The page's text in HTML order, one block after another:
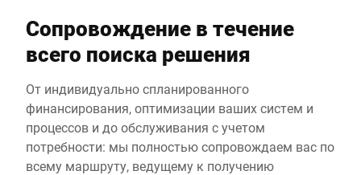
Сопровождение в течение
всего поиска решения
От индивидуально спланированного
финансирования, оптимизации ваших систем и
процессов и до обслуживания с учетом
потребности: мы полностью сопровождаем вас по
всему маршруту, ведущему к получению